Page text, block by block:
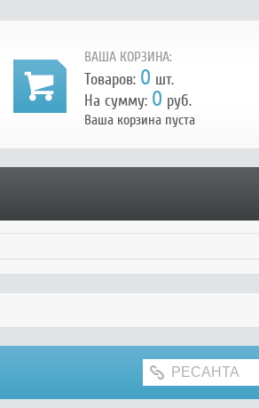
ВАША КОРЗИНА:
Товаров: 0 шт.
На сумму: 0 руб.
Ваша корзина пуста